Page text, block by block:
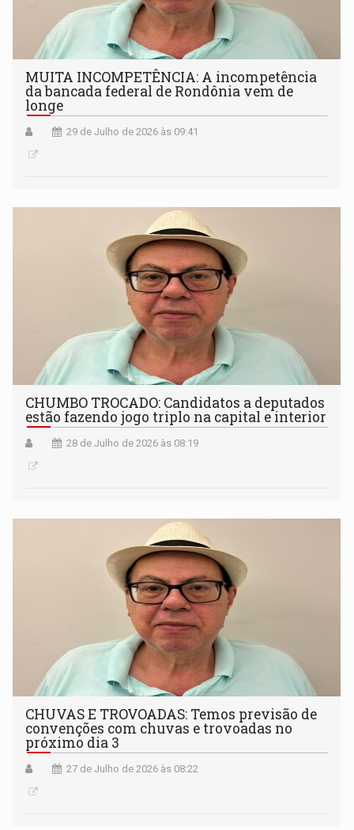
MUITA INCOMPETÊNCIA: A incompetência
da bancada federal de Rondônia vem de
longe
29 de Julho de 2026 às 09:41
CHUMBO TROCADO: Candidatos a deputados
estão fazendo jogo triplo na capital e interior
28 de Julho de 2026 às 08:19
CHUVAS E TROVOADAS: Temos previsão de
convenções com chuvas e trovoadas no
próximo dia 3
27 de Julho de 2026 às 08:22